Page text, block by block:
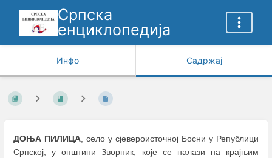
Српска
енциклопедија
Инфо Садржај
ДОЊА ПИЛИЦА, село у сјевероисточној Босни у Републици
Српској, у општини Зворник, које се налази на крајњим